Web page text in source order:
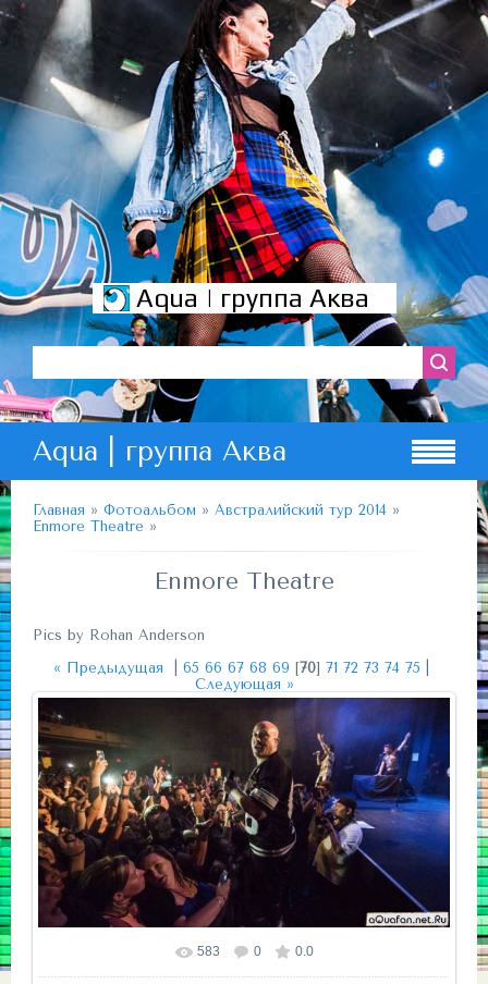
Aqua | группа Аква
Aqua | группа Аква
Главная » Фотоальбом » Австралийский тур 2014 »
Enmore Theatre »
Enmore Theatre
Pics by Rohan Anderson
« Предыдущая
65 66 67 68 69 [70] 71 72 73 74 75
Следующая »
Размер фотографии: 680x380
583 0 0.0